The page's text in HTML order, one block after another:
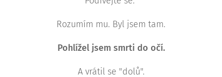
Rozumím mu. Byl jsem tam.
Pohlížel jsem smrti do očí.
A vrátil se "dolů".